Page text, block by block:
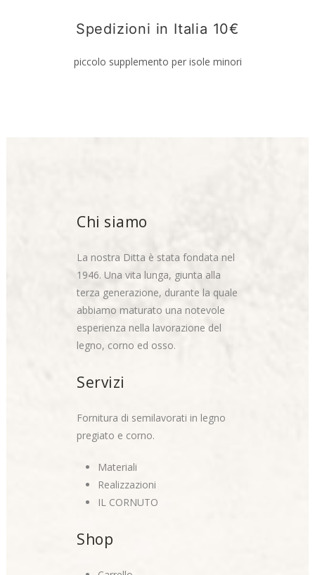
Spedizioni in Italia 10€
piccolo supplemento per isole minori
Chi siamo
La nostra Ditta è stata fondata nel
1946. Una vita lunga, giunta alla
terza generazione, durante la quale
abbiamo maturato una notevole
esperienza nella lavorazione del
legno, corno ed osso.
Servizi
Fornitura di semilavorati in legno
pregiato e corno.
Materiali
Realizzazioni
IL CORNUTO
Shop